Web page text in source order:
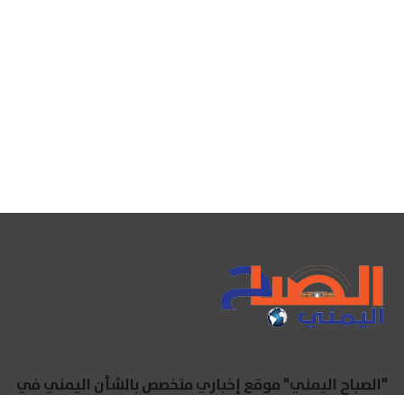
"الصباح اليمني" موقع إخباري متخصص بالشأن اليمني في